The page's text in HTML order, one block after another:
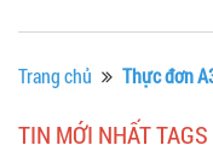
Trang chủ Thực đơn
TIN MỚI NHẤT